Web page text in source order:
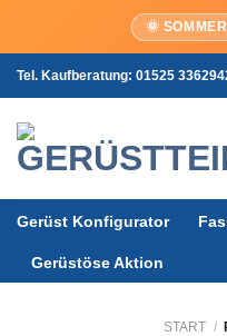
🌞
Zum
Inhalt
springen
Tel. Kaufberatung: 01525
Gerüst Konfigurator
Gerüstöse Aktion
START /